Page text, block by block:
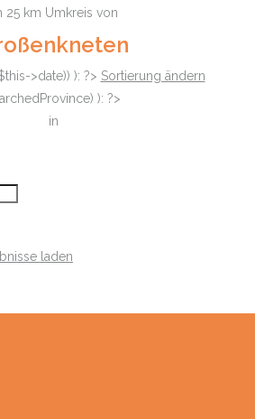
25 km Umkreis von
>date)) ): ?> Sortierung ändern
): ?>
in
laden